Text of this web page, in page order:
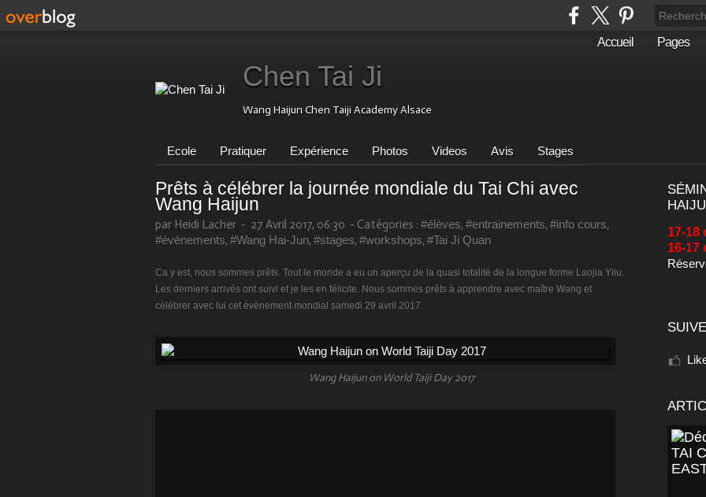
Accueil Pages
Chen Tai Ji
Wang Haijun Chen Taiji Academy Alsace
Ecole Pratiquer Expérience Photos Videos Avis Stages
Prêts à célébrer la journée mondiale du Tai Chi avec
Wang Haijun
par Heidi Lacher - 27 Avril 2017, 06:30 - Catégories : #élèves, #entrainements, #info cours,
#évènements, #Wang Hai-Jun, #stages, #workshops, #Tai Ji Quan
Ca y est, nous sommes prêts. Tout le monde a eu un aperçu de la quasi totalité de la longue forme Laojia Yilu.
Les derniers arrivés ont suivi et je les en félicite. Nous sommes prêts à apprendre avec maître Wang et
célébrer avec lui cet évènement mondial samedi 29 avril 2017.
Wang Haijun on World Taiji Day 2017
17-18
16-17